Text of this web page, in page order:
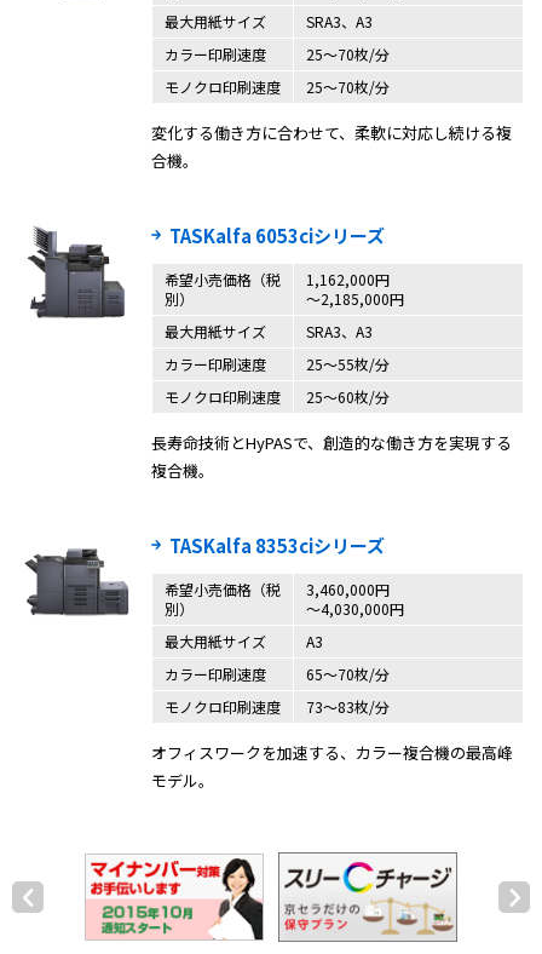
最大用紙サイズ
SRA3、A3
カラー印刷速度
25〜70枚/分
モノクロ印刷速度
25〜70枚/分
変化する働き方に合わせて、柔軟に対応し続ける複
合機。
TASKalfa 6053ciシリーズ
希望小売価格（税
別）
1,162,000円
〜2,185,000円
最大用紙サイズ
SRA3、A3
カラー印刷速度
25〜55枚/分
モノクロ印刷速度
25〜60枚/分
長寿命技術とHyPASで、創造的な働き方を実現する
複合機。
TASKalfa 8353ciシリーズ
希望小売価格（税
別）
3,460,000円
〜4,030,000円
最大用紙サイズ
A3
カラー印刷速度
65～70枚/分
モノクロ印刷速度
73～83枚/分
オフィスワークを加速する、カラー複合機の最高峰
モデル。